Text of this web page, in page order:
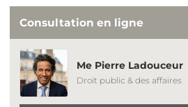
Consultation en ligne
Me Pierre Ladouceur
Droit public & des affaires